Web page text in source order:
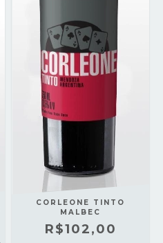
CORLEONE TINTO
MALBEC
R$102,00